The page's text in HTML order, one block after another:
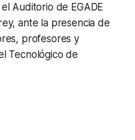
Auditorio de EGADE
ante la presencia de
profesores y
Tecnológico de